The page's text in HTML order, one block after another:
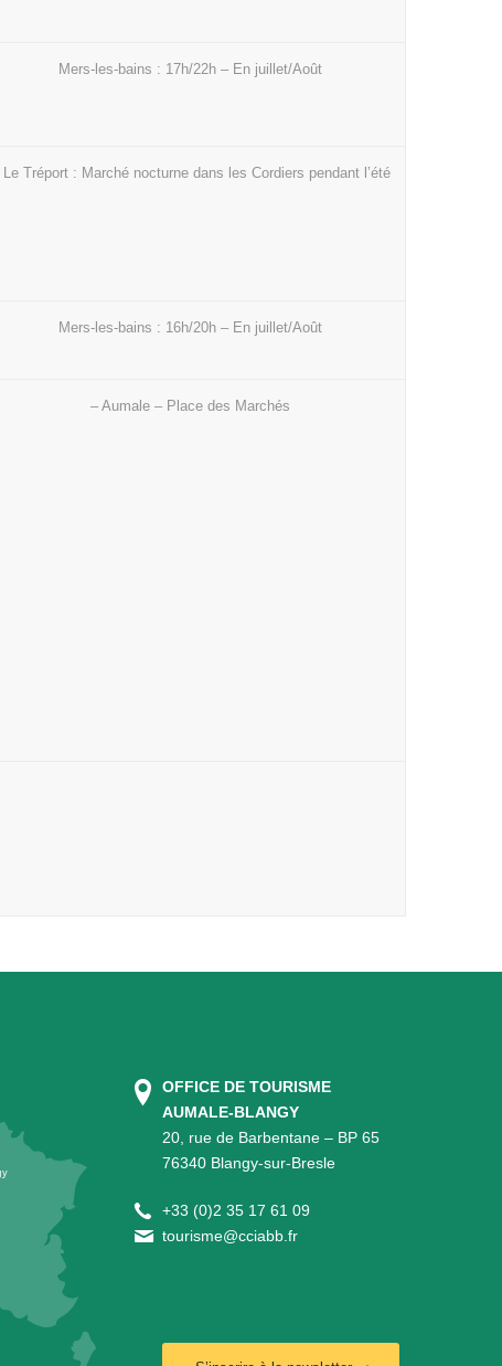
Mers-les-bains : 17h/22h – En juillet/Août
Le Tréport : Marché nocturne dans les Cordiers pendant l’été
Mers-les-bains : 16h/20h – En juillet/Août
– Aumale – Place des Marchés
OFFICE DE TOURISME
AUMALE-BLANGY
20, rue de Barbentane – BP 65
76340 Blangy-sur-Bresle
+33 (0)2 35 17 61 09
tourisme@cciabb.fr